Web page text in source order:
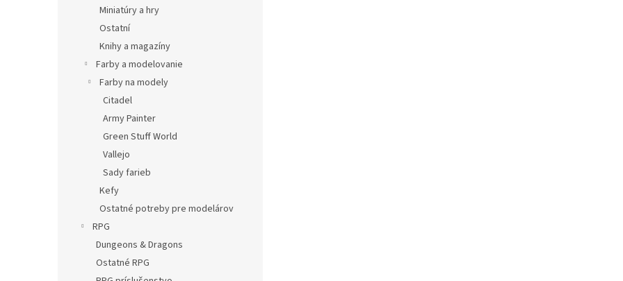
Miniatúry a hry
Ostatní
Knihy a magazíny
Farby a modelovanie
Farby na modely
Citadel
Army Painter
Green Stuff World
Vallejo
Sady farieb
Kefy
Ostatné potreby pre modelárov
RPG
Dungeons & Dragons
Ostatné RPG